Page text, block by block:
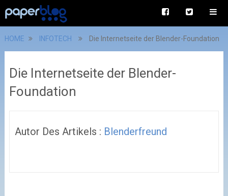
HOME INFOTECH Die Internetseite der Blender-Foundation
Die Internetseite der Blender-
Foundation
Autor Des Artikels : Blenderfreund